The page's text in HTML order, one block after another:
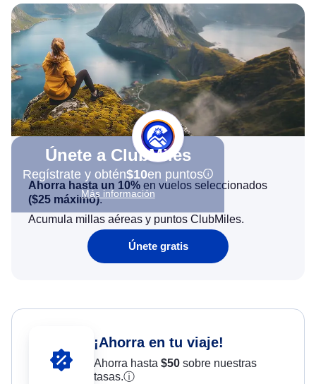
Únete a ClubMiles
Regístrate y obtén$10en puntos
Más información
Ahorra hasta un 10% en vuelos seleccionados
($25 máximo).
Acumula millas aéreas y puntos ClubMiles.
Únete gratis
¡Ahorra en tu viaje!
Ahorra hasta $50sobre nuestras
tasas.ⓘ